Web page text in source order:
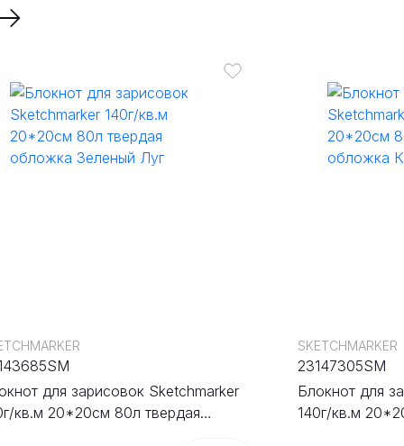
для зарисовок Sketchmarker
кв.м 20*20cм 80л твердая
Блокнот для
140г/кв.м
SKETCHMARKER
23147305SM